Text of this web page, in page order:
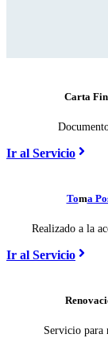
Carta
Ir al Servicio
Toma
Realizado a la
Ir al Servicio
Servicio para